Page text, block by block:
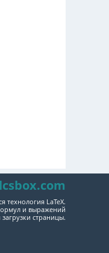
технология LaTeX.
и выражений
страницы.